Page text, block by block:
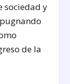
sociedad y
de la